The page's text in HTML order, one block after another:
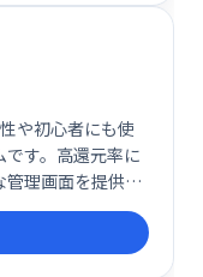
や初心者にも使
す。高還元率に
理画面を提供す
します。安心して
サービスです。